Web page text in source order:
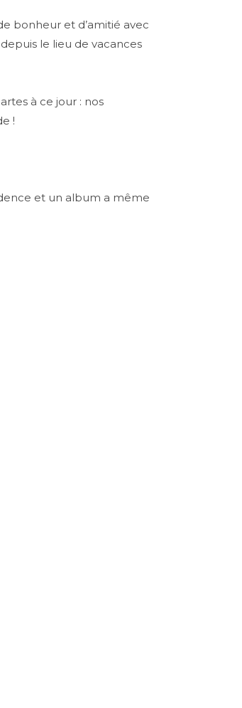
bonheur et d’amitié avec
le lieu de vacances
à ce jour : nos
!
et un album a même